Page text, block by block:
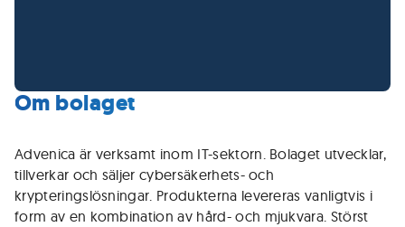
Om bolaget
Advenica är verksamt inom IT-sektorn. Bolaget utvecklar,
tillverkar och säljer cybersäkerhets- och
krypteringslösningar. Produkterna levereras vanligtvis i
form av en kombination av hård- och mjukvara. Störst